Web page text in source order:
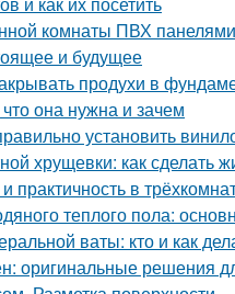
комнаты ПВХ панелями
и будущее
продухи в
она нужна и зачем
установить
хрущевки: как
практичность в
теплого пола:
ваты: кто и как
оригинальные решения